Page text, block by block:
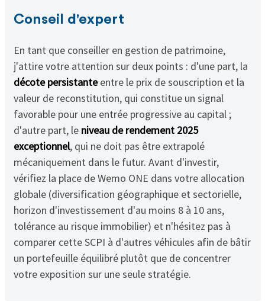
Conseil d'expert
En tant que conseiller en gestion de patrimoine,
j'attire votre attention sur deux points : d'une part, la
décote persistanteentre le prix de souscription et la
valeur de reconstitution, qui constitue un signal
favorable pour une entrée progressive au capital ;
d'autre part, le niveau de rendement 2025
exceptionnel, qui ne doit pas être extrapolé
mécaniquement dans le futur. Avant d'investir,
vérifiez la place de Wemo ONE dans votre allocation
globale (diversification géographique et sectorielle,
horizon d'investissement d'au moins 8 à 10 ans,
tolérance au risque immobilier) et n'hésitez pas à
comparer cette SCPI à d'autres véhicules afin de bâtir
un portefeuille équilibré plutôt que de concentrer
votre exposition sur une seule stratégie.